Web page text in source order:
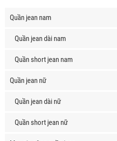
Quần jean nam
Quần jean dài nam
Quần short jean nam
Quần jean nữ
Quần jean dài nữ
Quần short jean nữ